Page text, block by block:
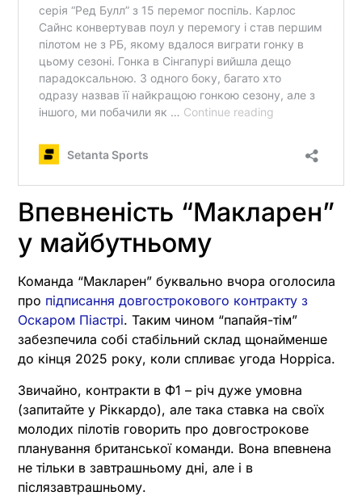
Впевненість “Макларен”
у майбутньому
Команда “Макларен” буквально вчора оголосила
про підписання довгострокового контракту з
Оскаром Піастрі. Таким чином “папайя-тім”
забезпечила собі стабільний склад щонайменше
до кінця 2025 року, коли спливає угода Норріса.
Звичайно, контракти в Ф1 – річ дуже умовна
(запитайте у Ріккардо), але така ставка на своїх
молодих пілотів говорить про довгострокове
планування британської команди. Вона впевнена
не тільки в завтрашньому дні, але і в
післязавтрашньому.